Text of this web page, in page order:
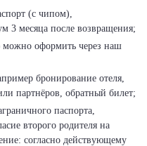
(с чипом),
3 месяца после возвращения;
можно оформить через наш
бронирование отеля,
партнёров, обратный билет;
паспорта,
второго родителя на
согласно действующему